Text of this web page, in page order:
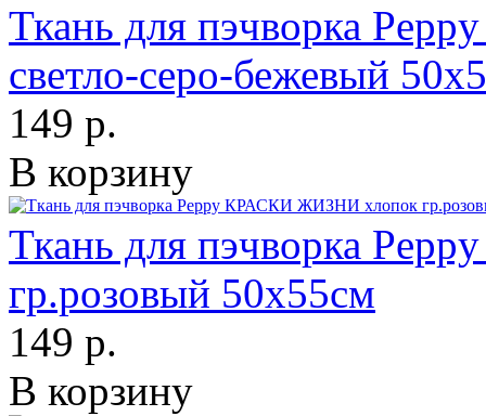
Ткань для пэчворка
светло-серо-бежевый
149 р.
В корзину
Ткань для пэчворка
гр.розовый 50х55см
149 р.
В корзину